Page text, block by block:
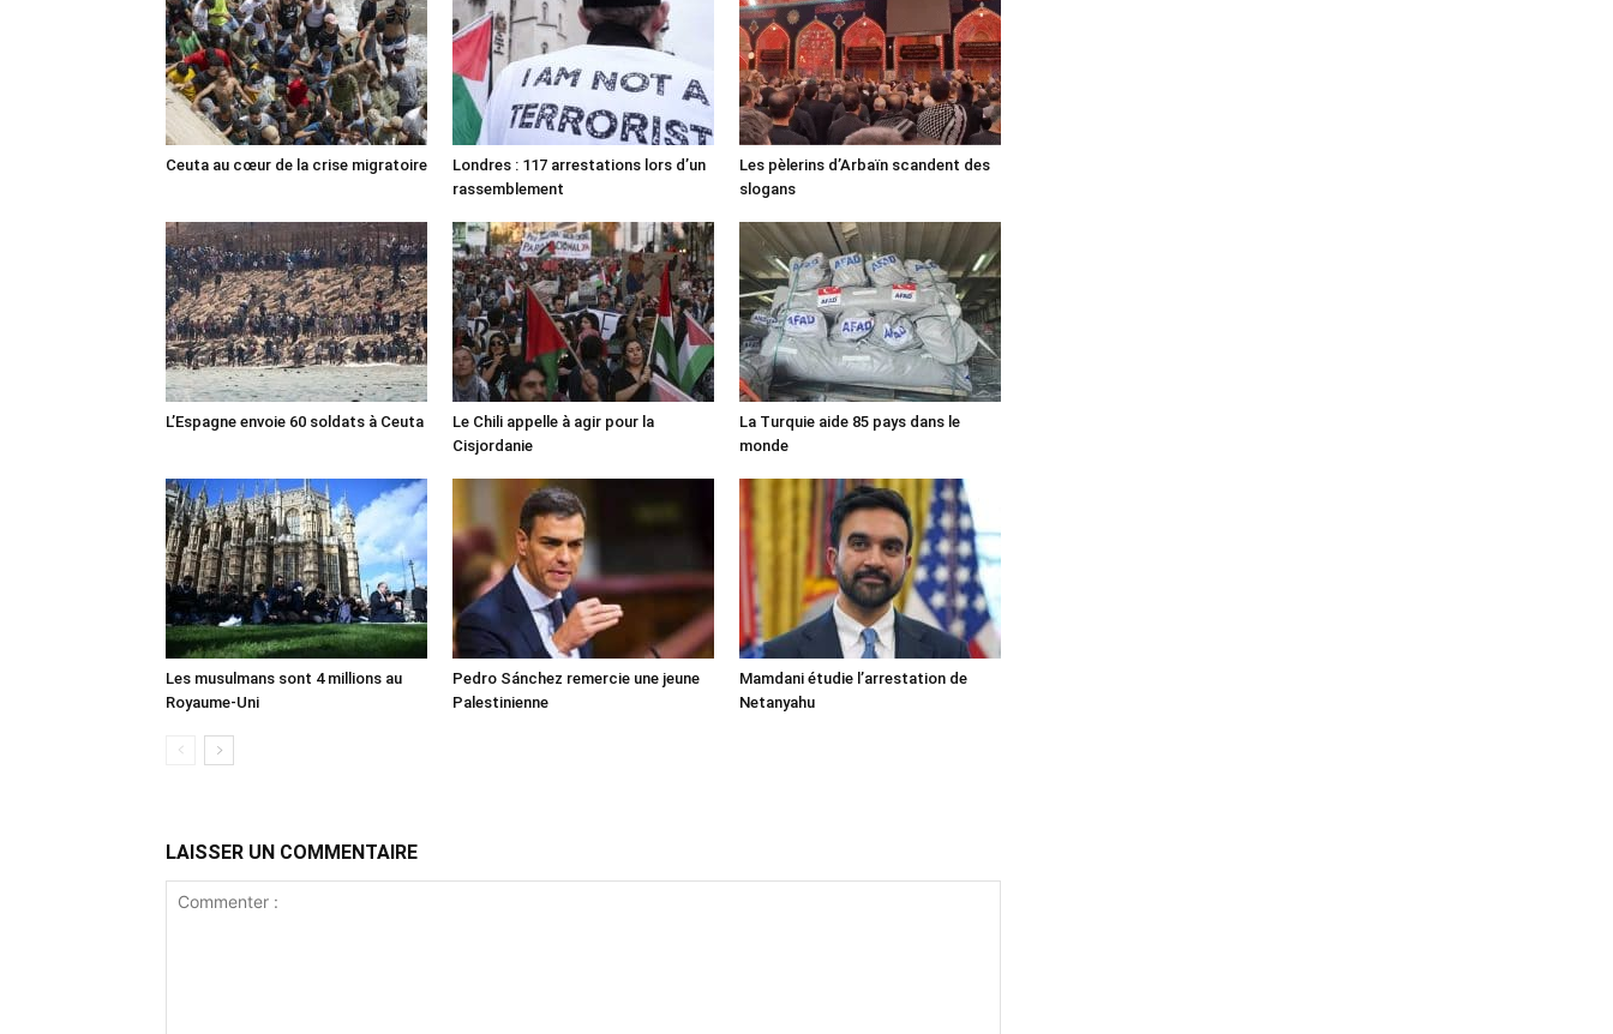
Ceuta au cœur de la crise migratoire
Londres : 117 arrestations lors d’un
rassemblement
Les pèlerins d’Arbaïn scandent des
slogans
L’Espagne envoie 60 soldats à Ceuta
Le Chili appelle à agir pour la
Cisjordanie
La Turquie aide 85 pays dans le
monde
Les musulmans sont 4 millions au
Royaume-Uni
Pedro Sánchez remercie une jeune
Palestinienne
Mamdani étudie l’arrestation de
Netanyahu
LAISSER UN COMMENTAIRE